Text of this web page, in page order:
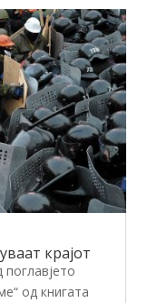
крајот
поглавјето
од книгата